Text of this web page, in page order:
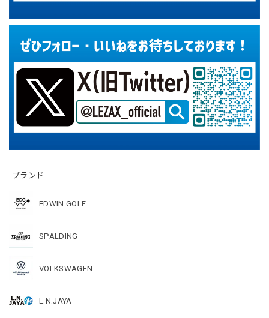
ブランド
EDWIN GOLF
SPALDING
VOLKSWAGEN
L.N.JAYA